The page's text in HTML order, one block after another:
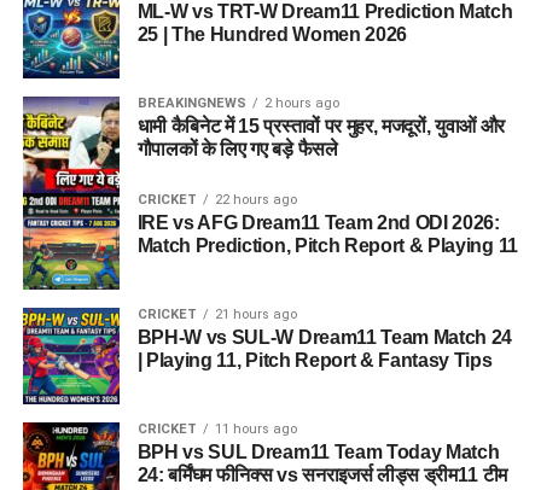
ML-W vs TRT-W Dream11 Prediction Match
25 | The Hundred Women 2026
BREAKINGNEWS 2 hours ago
धामी कैबिनेट में 15 प्रस्तावों पर मुहर, मजदूरों, युवाओं और
गौपालकों के लिए गए बड़े फैसले
CRICKET 22 hours ago
IRE vs AFG Dream11 Team 2nd ODI 2026:
Match Prediction, Pitch Report & Playing 11
CRICKET 21 hours ago
BPH-W vs SUL-W Dream11 Team Match 24
| Playing 11, Pitch Report & Fantasy Tips
CRICKET 11 hours ago
BPH vs SUL Dream11 Team Today Match
24: बर्मिंघम फीनिक्स vs सनराइजर्स लीड्स ड्रीम11 टीम